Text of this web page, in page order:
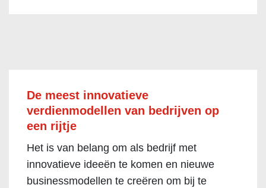
De meest innovatieve
verdienmodellen van bedrijven op
een rijtje
Het is van belang om als bedrijf met
innovatieve ideeën te komen en nieuwe
businessmodellen te creëren om bij te